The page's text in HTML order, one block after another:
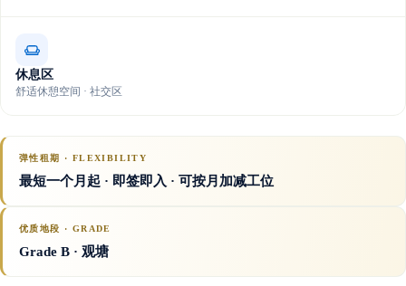
休息区
舒适休憩空间 · 社交区
弹性租期 · FLEXIBILITY
最短一个月起 · 即签即入 · 可按月加减工位
优质地段 · GRADE
Grade B · 观塘